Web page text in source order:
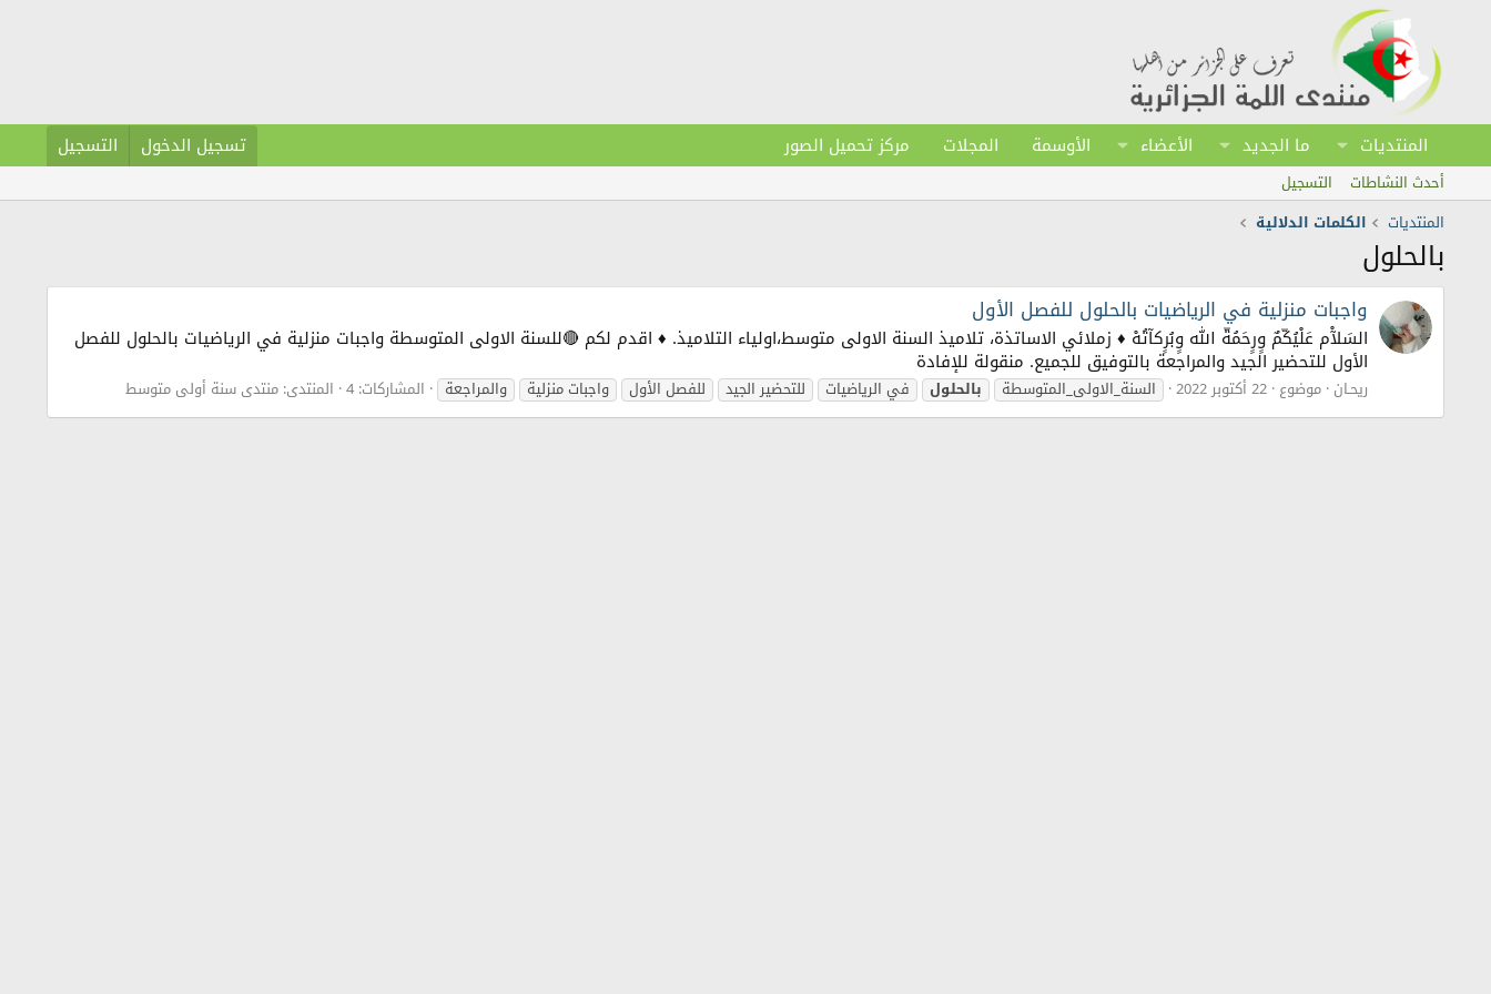
المنتديات ما الجديد الأعضاء الأوسمة المجلات مركز تحميل الصور تسجيل الدخول التسجيل
أحدث النشاطات
التسجيل
المنتديات
الكلمات الدلالية
بالحلول
واجبات منزلية في الرياضيات بالحلول للفصل الأول
السَلآْم عَلْيُكّمٌ وٍرٍحَمُةّ الله وٍبُرٍكآتُهْ ♦ زملائي الاساتذة، تلاميذ السنة الاولى متوسط،اولياء التلاميذ. ♦ اقدم لكم 🔴للسنة الاولى المتوسطة واجبات منزلية في الرياضيات بالحلول للفصل
الأول للتحضير الجيد والمراجعة بالتوفيق للجميع. منقولة للإفادة
ريحـان موضوع 22 أكتوبر 2022 السنة_الاولى_المتوسطة بالحلول في الرياضيات للتحضير الجيد للفصل الأول واجبات منزلية والمراجعة المشاركات: 4 المنتدى: منتدى سنة أولى متوسط